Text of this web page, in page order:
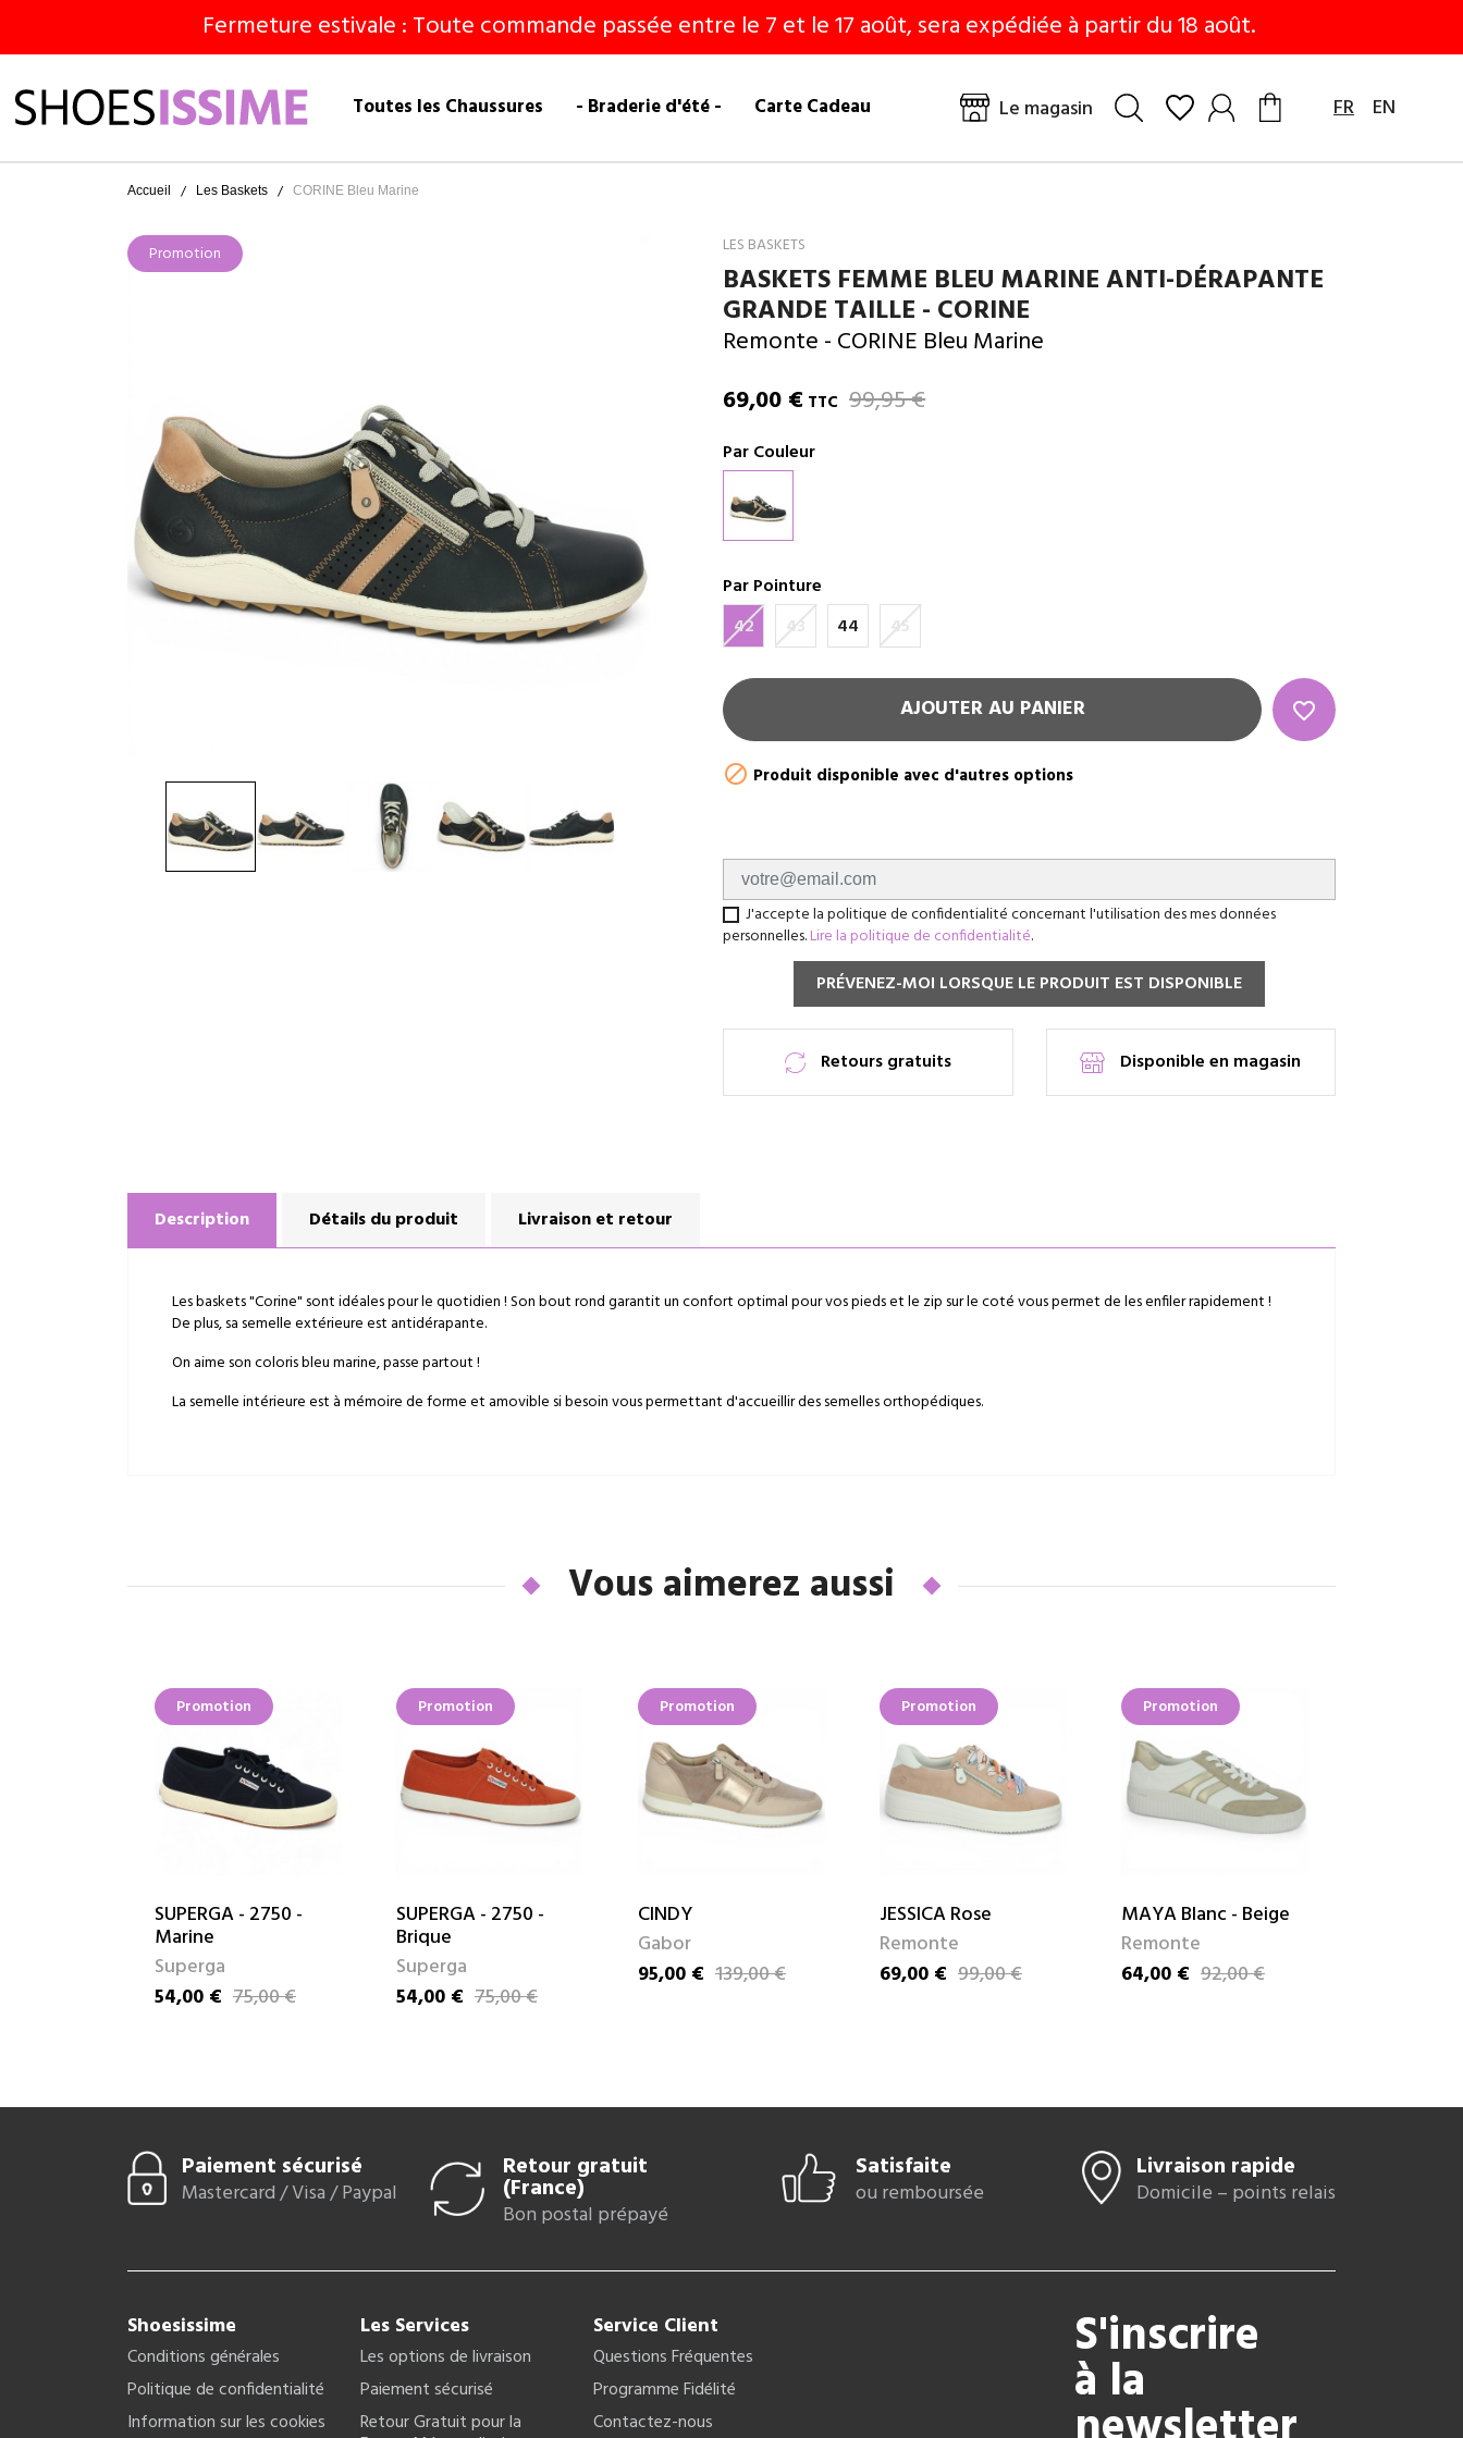
Fermeture estivale : Toute commande passée entre le 7 et le 17 août, sera expédiée à partir du 18 août.
Toutes les Chaussures - Braderie d'été - Carte Cadeau Le magasin FR EN
Accueil Les Baskets CORINE Bleu Marine
Promotion LES BASKETS
BASKETS FEMME BLEU MARINE ANTI-DÉRAPANTE
GRANDE TAILLE - CORINE
Remonte - CORINE Bleu Marine
69,00 € TTC 99,95 €
Par Couleur
Par Pointure
42
43 44 45
AJOUTER AU PANIER favorite_border
 Produit disponible avec d'autres options
J'accepte la politique de confidentialité concernant l'utilisation des mes données
personnelles.Lire la politique de confidentialité.
PRÉVENEZ-MOI LORSQUE LE PRODUIT EST DISPONIBLE
Retours gratuits Disponible en magasin
Description Détails du produit Livraison et retour
Les baskets "Corine" sont idéales pour le quotidien ! Son bout rond garantit un confort optimal pour vos pieds et le zip sur le coté vous permet de les enfiler rapidement !
De plus, sa semelle extérieure est antidérapante.
On aime son coloris bleu marine, passe partout !
La semelle intérieure est à mémoire de forme et amovible si besoin vous permettant d'accueillir des semelles orthopédiques.
Vous aimerez aussi
Promotion
SUPERGA - 2750 -
Marine
Superga
Prix
54,00 €
Prix de base75,00 €
Promotion
SUPERGA - 2750 -
Brique
Superga
Prix
54,00 €
Prix de base75,00 €
Promotion
CINDY
Gabor
Prix
95,00 €
Prix de base139,00 €
Promotion
JESSICA Rose
Remonte
Prix
69,00 €
Prix de base99,00 €
Promotion
MAYA Blanc - Beige
Remonte
Prix
64,00 €
Prix de base92,00 €
Paiement sécurisé
Mastercard / Visa / Paypal
Retour gratuit
(France)
Bon postal prépayé
Satisfaite
ou remboursée
Livraison rapide
Domicile – points relais
Shoesissime
Conditions générales
Politique de confidentialité
Information sur les cookies
Les Services
Les options de livraison
Paiement sécurisé
Retour Gratuit pour la
Service Client
Questions Fréquentes
Programme Fidélité
Contactez-nous
S'inscrire
à la